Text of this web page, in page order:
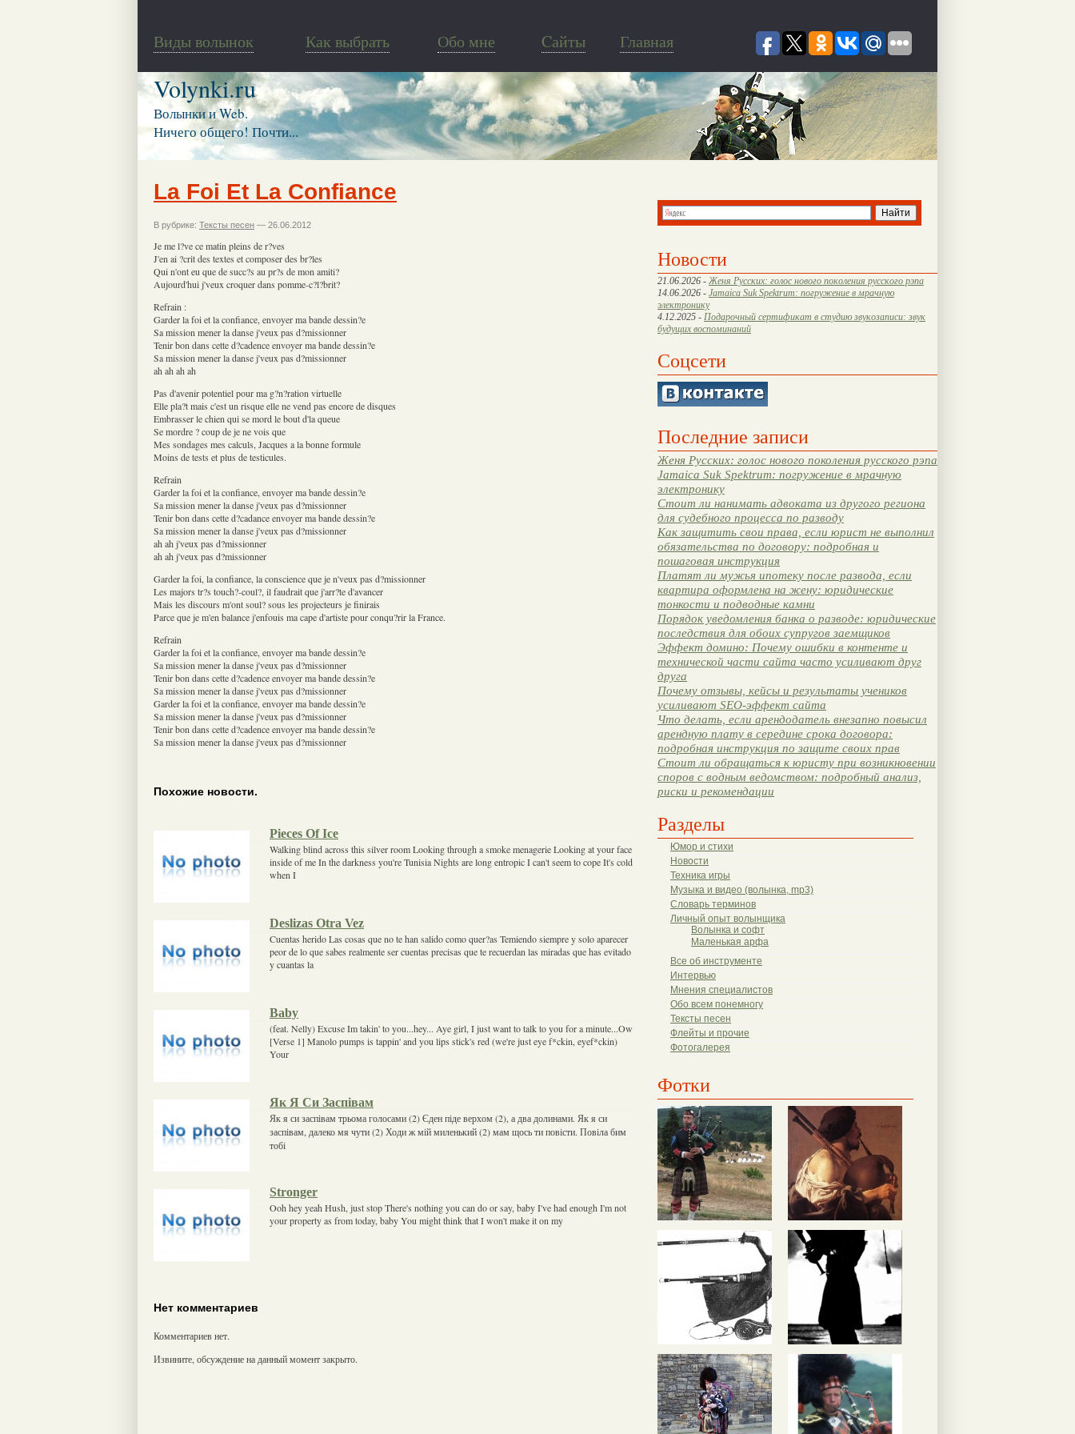
Виды волынок Как выбрать Обо мне Cайты Главная
Volynki.ru
Волынки и Web.
Ничего общего! Почти...
Новости
21.06.2026 - Женя Русских: голос нового поколения русского рэпа
14.06.2026 - Jamaica Suk Spektrum: погружение в мрачную
электронику
4.12.2025 - Подарочный сертификат в студию звукозаписи: звук
будущих воспоминаний
Соцсети
Последние записи
Женя Русских: голос нового поколения русского рэпа
Jamaica Suk Spektrum: погружение в мрачную
электронику
Стоит ли нанимать адвоката из другого региона
для судебного процесса по разводу
Как защитить свои права, если юрист не выполнил
обязательства по договору: подробная и
пошаговая инструкция
Платят ли мужья ипотеку после развода, если
квартира оформлена на жену: юридические
тонкости и подводные камни
Порядок уведомления банка о разводе: юридические
последствия для обоих супругов заемщиков
Эффект домино: Почему ошибки в контенте и
технической части сайта часто усиливают друг
друга
Почему отзывы, кейсы и результаты учеников
усиливают SEO-эффект сайта
Что делать, если арендодатель внезапно повысил
арендную плату в середине срока договора:
подробная инструкция по защите своих прав
Стоит ли обращаться к юристу при возникновении
споров с водным ведомством: подробный анализ,
риски и рекомендации
Разделы
Юмор и стихи
Новости
Техника игры
Музыка и видео (волынка, mp3)
Словарь терминов
Личный опыт волынщика
Волынка и софт
Маленькая арфа
Все об инструменте
Интервью
Мнения специалистов
Обо всем понемногу
Тексты песен
Флейты и прочие
Фотогалерея
Фотки
La Foi Et La Confiance
В рубрике: Тексты песен — 26.06.2012
Je me l?ve ce matin pleins de r?ves
J'en ai ?crit des textes et composer des br?les
Qui n'ont eu que de succ?s au pr?s de mon amiti?
Aujourd'hui j'veux croquer dans pomme-c?l?brit?
Refrain :
Garder la foi et la confiance, envoyer ma bande dessin?e
Sa mission mener la danse j'veux pas d?missionner
Tenir bon dans cette d?cadence envoyer ma bande dessin?e
Sa mission mener la danse j'veux pas d?missionner
ah ah ah ah
Pas d'avenir potentiel pour ma g?n?ration virtuelle
Elle pla?t mais c'est un risque elle ne vend pas encore de disques
Embrasser le chien qui se mord le bout d'la queue
Se mordre ? coup de je ne vois que
Mes sondages mes calculs, Jacques a la bonne formule
Moins de tests et plus de testicules.
Refrain
Garder la foi et la confiance, envoyer ma bande dessin?e
Sa mission mener la danse j'veux pas d?missionner
Tenir bon dans cette d?cadance envoyer ma bande dessin?e
Sa mission mener la danse j'veux pas d?missionner
ah ah j'veux pas d?missionner
ah ah j'veux pas d?missionner
Garder la foi, la confiance, la conscience que je n'veux pas d?missionner
Les majors tr?s touch?-coul?, il faudrait que j'arr?te d'avancer
Mais les discours m'ont soul? sous les projecteurs je finirais
Parce que je m'en balance j'enfouis ma cape d'artiste pour conqu?rir la France.
Refrain
Garder la foi et la confiance, envoyer ma bande dessin?e
Sa mission mener la danse j'veux pas d?missionner
Tenir bon dans cette d?cadence envoyer ma bande dessin?e
Sa mission mener la danse j'veux pas d?missionner
Garder la foi et la confiance, envoyer ma bande dessin?e
Sa mission mener la danse j'veux pas d?missionner
Tenir bon dans cette d?cadence envoyer ma bande dessin?e
Sa mission mener la danse j'veux pas d?missionner
Похожие новости.
Pieces Of Ice
Walking blind across this silver room Looking through a smoke menagerie Looking at your face
inside of me In the darkness you're Tunisia Nights are long entropic I can't seem to cope It's cold
when I
Deslizas Otra Vez
Cuentas herido Las cosas que no te han salido como quer?as Temiendo siempre y solo aparecer
peor de lo que sabes realmente ser cuentas precisas que te recuerdan las miradas que has evitado
y cuantas la
Baby
(feat. Nelly) Excuse Im takin' to you...hey... Aye girl, I just want to talk to you for a minute...Ow
[Verse 1] Manolo pumps is tappin' and you lips stick's red (we're just eye f*ckin, eyef*ckin)
Your
Як Я Си Заспівам
Як я си заспівам трьома голосами (2) Єден піде верхом (2), а два долинами. Як я си
заспівам, далеко мя чути (2) Ходи ж мій миленький (2) мам щось ти повісти. Повіла бим
тобі
Stronger
Ooh hey yeah Hush, just stop There's nothing you can do or say, baby I've had enough I'm not
your property as from today, baby You might think that I won't make it on my
Нет комментариев
Комментариев нет.
Извините, обсуждение на данный момент закрыто.